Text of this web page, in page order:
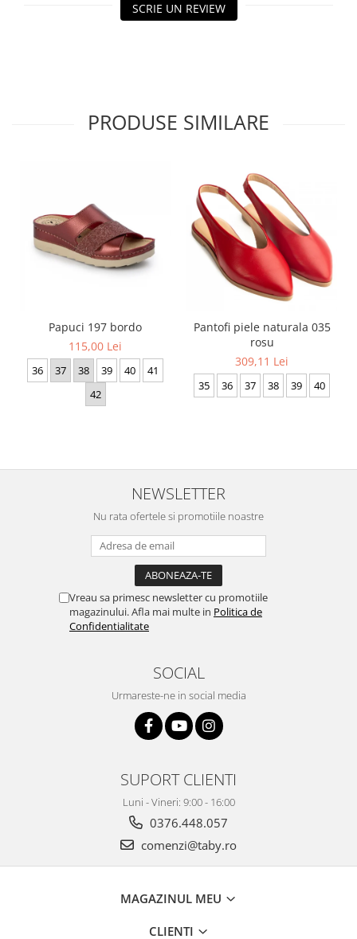
SCRIE UN REVIEW
PRODUSE SIMILARE
Papuci 197 bordo
115,00 Lei
36 37 38 39 40
41
42
Pantofi piele naturala 035
rosu
309,11 Lei
35 36 37 38 39 40
NEWSLETTER
Nu rata ofertele si promotiile noastre
Vreau sa primesc newsletter cu promotiile
magazinului. Afla mai multe in Politica de
Confidentialitate
SOCIAL
Urmareste-ne in social media
SUPORT CLIENTI
Luni - Vineri: 9:00 - 16:00
0376.448.057
comenzi@taby.ro
MAGAZINUL MEU
CLIENTI